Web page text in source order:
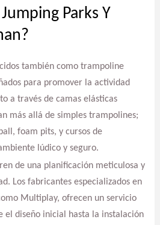
Parks Y
también como trampoline
para promover la actividad
a través de camas elásticas
más allá de simples trampolines;
foam pits, y cursos de
lúdico y seguro.
de una planificación meticulosa y
Los fabricantes especializados en
Multiplay, ofrecen un servicio
el diseño inicial hasta la instalación